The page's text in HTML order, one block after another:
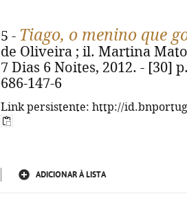
5 - Tiago, o menino que
de Oliveira ; il. Martina
7 Dias 6 Noites, 2012. - [30]
686-147-6
Link persistente: http://
ADICIONAR À LISTA